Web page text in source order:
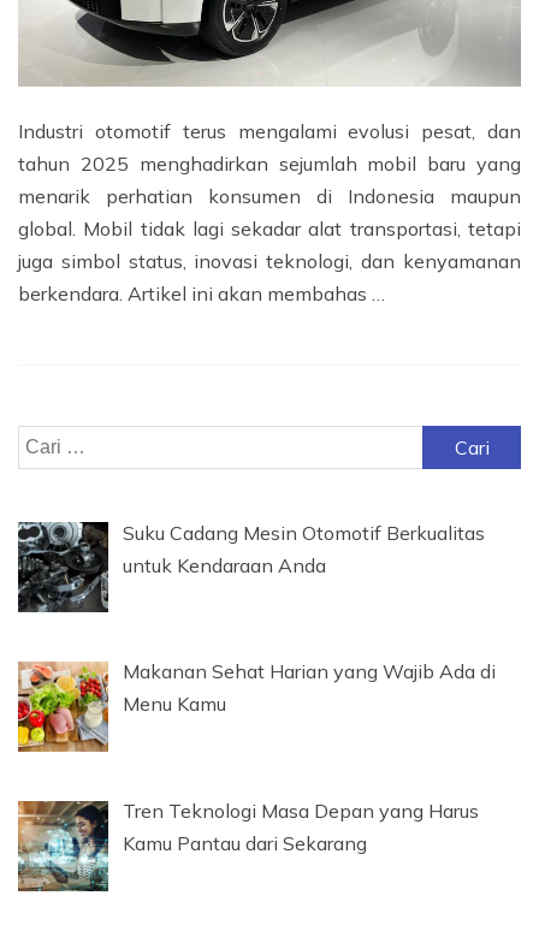
Industri otomotif terus mengalami evolusi pesat, dan
tahun 2025 menghadirkan sejumlah mobil baru yang
menarik perhatian konsumen di Indonesia maupun
global. Mobil tidak lagi sekadar alat transportasi, tetapi
juga simbol status, inovasi teknologi, dan kenyamanan
berkendara. Artikel ini akan membahas …
Cari
untuk:
Suku Cadang Mesin Otomotif Berkualitas
untuk Kendaraan Anda
Makanan Sehat Harian yang Wajib Ada di
Menu Kamu
Tren Teknologi Masa Depan yang Harus
Kamu Pantau dari Sekarang